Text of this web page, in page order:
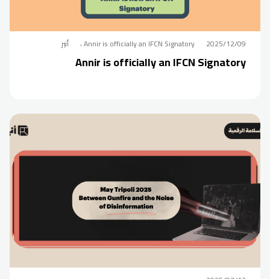
2025/12/09 Annir is officially an IFCN Signatory ، أنير
Annir is officially an IFCN Signatory